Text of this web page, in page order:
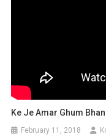
Ke Je Amar Ghum
February 11, 2018